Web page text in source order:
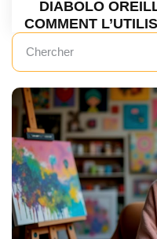
DIABOLO
COMMENT